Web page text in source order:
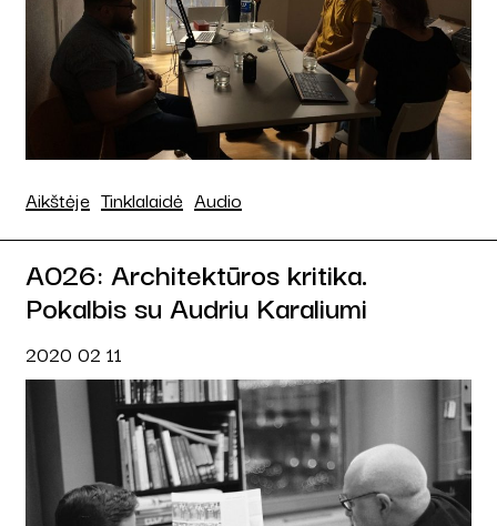
Aikštėje Tinklalaidė Audio
A026: Architektūros kritika.
Pokalbis su Audriu Karaliumi
2020 02 11